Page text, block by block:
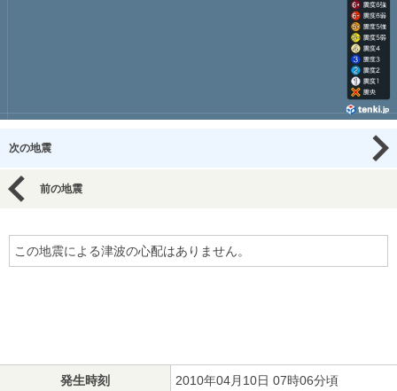
次の地震
前の地震
この地震による津波の心配はありません。
発生時刻 2010年04月10日 07時06分頃